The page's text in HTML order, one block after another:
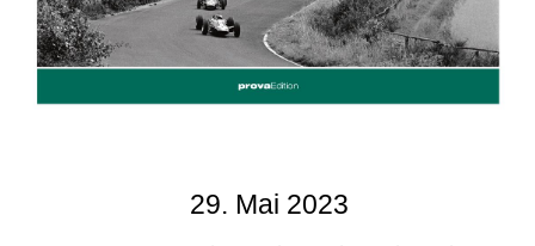
29. Mai 2023